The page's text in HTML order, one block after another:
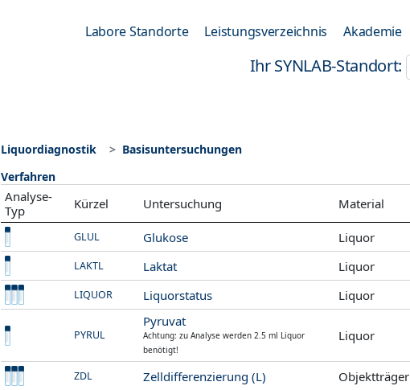
Labore Standorte Leistungsverzeichnis Akademie
Ihr SYNLAB-Standort:
Liquordiagnostik
Basisuntersuchungen
Verfahren
Analyse-
Typ
Kürzel Untersuchung Material
GLUL Glukose Liquor
LAKTL Laktat Liquor
LIQUOR Liquorstatus Liquor
PYRUL
Pyruvat
Achtung: zu Analyse werden 2.5 ml Liquor
benötigt!
Liquor
ZDL Zelldifferenzierung (L) Objektträger